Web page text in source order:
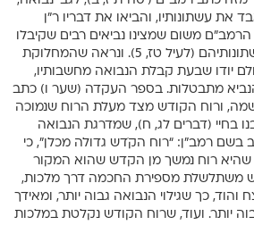
עשתונותיו, והביאו את דבריו ר”ן
הרמב”ם משום שמצינו נביאים רבים שקיבלו
נבואה מבלי לאבד את עשתונותיהם (לעיל טז, 5). ונראה שהמחלוקת
יודו שבעת קבלת הנבואה מחשבותיו,
הנביא מתבטלות. בספר העקדה (שער ו) כתב
ורוח הקודש מצד מעלת הרוח שנמוכה
בחיי (דברים לג, ח), שמדרגת הנבואה
רמב”ן: “רוח הקֹדש גדולה מכלן”, כי
רוח נמשך מן הקדש שהוא המקור
משתלשלת מספירת החכמה דרך מלכות,
והוד, כך שגילוי הנבואה גבוה יותר, ומאידך
יותר. ועוד, שרוח הקודש נקלטת במלכות